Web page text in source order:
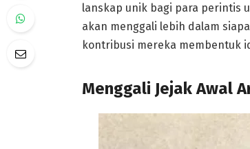
lanskap unik bagi para perintis
akan menggali lebih dalam
kontribusi mereka membentuk
Menggali Jejak Awal